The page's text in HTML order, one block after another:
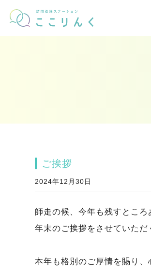
ご挨拶
2024年12月30日
師走の候、今年も残すところ
年末のご挨拶をさせていただ
本年も格別のご厚情を賜り、